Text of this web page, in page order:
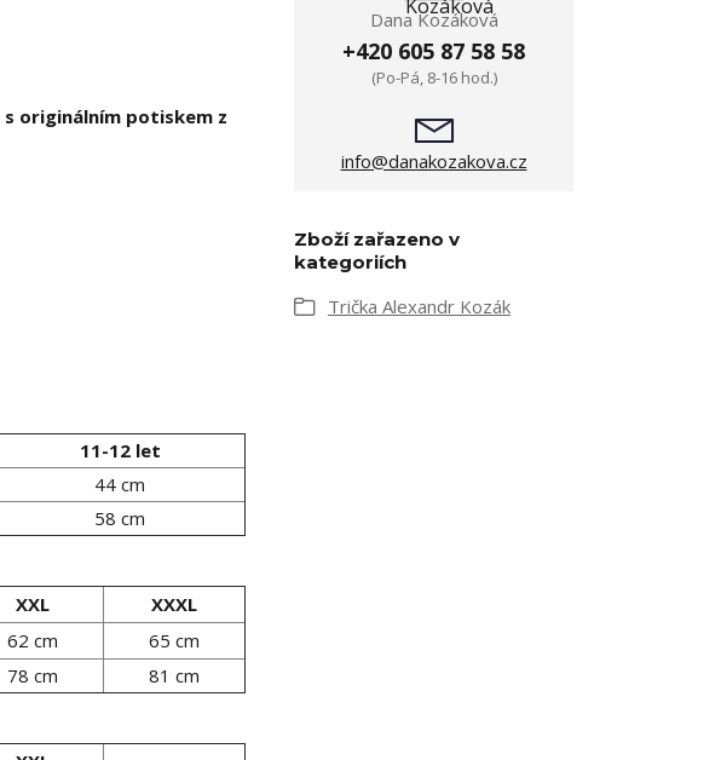
s originálním potiskem z
11-12 let
44 cm
58 cm
XXL
XXXL
62 cm
65 cm
78 cm 81 cm
Dana Kozáková
+420 605 87 58 58
(Po-Pá, 8-16 hod.)
info@danakozakova.cz
Zboží zařazeno v
kategoriích
Trička Alexandr Kozák